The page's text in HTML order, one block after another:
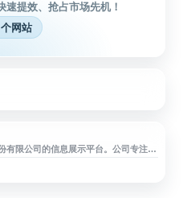
提效、抢占市场先机！
网站
有限公司的信息展示平台。公司专注于
为国内外快消品品牌提供全网多渠道
渠道管理、营销支持等业务，致力于